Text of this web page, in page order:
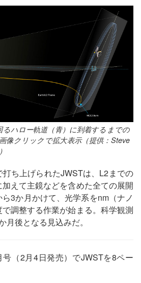
ハロー軌道（青）に到着するまでの
像クリックで拡大表示（提供：Steve
ち上げられたJWSTは、L2までの
えて主鏡などを含めた全ての展開
3か月かけて、光学系をnm（ナノ
調整する作業が始まる。科学観測
後となる見込みだ。
号（2月4日発売）でJWSTを8ペー